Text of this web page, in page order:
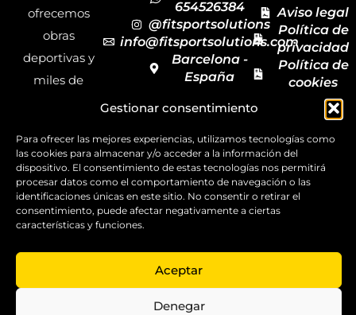
Gestionar consentimiento
Para ofrecer las mejores experiencias, utilizamos tecnologías como
las cookies para almacenar y/o acceder a la información del
dispositivo. El consentimiento de estas tecnologías nos permitirá
procesar datos como el comportamiento de navegación o las
identificaciones únicas en este sitio. No consentir o retirar el
consentimiento, puede afectar negativamente a ciertas
características y funciones.
Aceptar
Denegar
ofrecemos
obras
deportivas y
miles de
deportivos
para todas las
disciplinas,
garantizando
la calidad y el
Copyright ©
654526384
@fitsportsolutions
info@fitsportsolutions.com
Barcelona -
España
de contacto
Aviso legal
Política de
privacidad
Política de
cookies
Mapa del
sitio